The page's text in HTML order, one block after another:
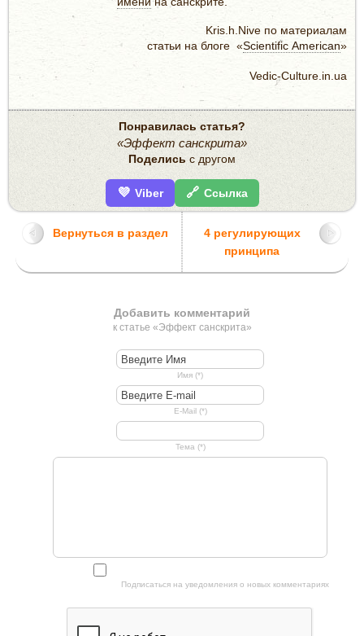
Kris.h.Nive по материалам
статьи на блоге «Scientific Аmerican»
Vedic-Culture.in.ua
Понравилась статья?
«Эффект санскрита»
Поделись с другом
💜 Viber 🔗 Ссылка
Вернуться в раздел
4 регулирующих
принципа
Добавить комментарий
к статье «Эффект санскрита»
Имя (*)
E-Mail (*)
Тема (*)
Подписаться на уведомления о новых комментариях